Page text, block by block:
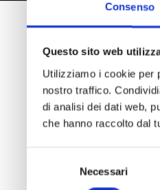
Consenso
Questo sito web
Utilizziamo i cookie per
nostro traffico.
di analisi dei dati web,
che hanno raccolto dal
Necessari
Armadi h220 cm
Gli ordini
Con il codice